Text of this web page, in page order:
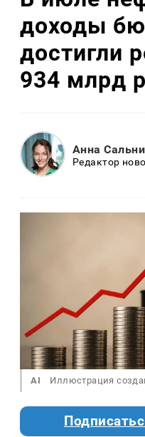
доходы
достигли
934 млрд
Анна
Редактор
AI Иллюстрация